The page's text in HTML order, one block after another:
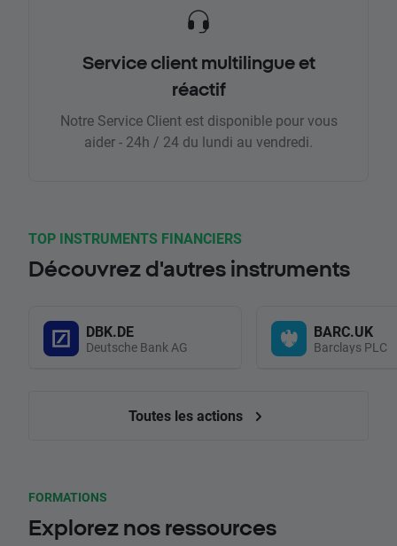
Service client multilingue et
réactif
Notre Service Client est disponible pour vous
aider - 24h / 24 du lundi au vendredi.
TOP INSTRUMENTS FINANCIERS
Découvrez d'autres instruments
DBK.DE
Deutsche Bank AG
BARC.UK
Barclays PLC
Toutes les actions
FORMATIONS
Explorez nos ressources